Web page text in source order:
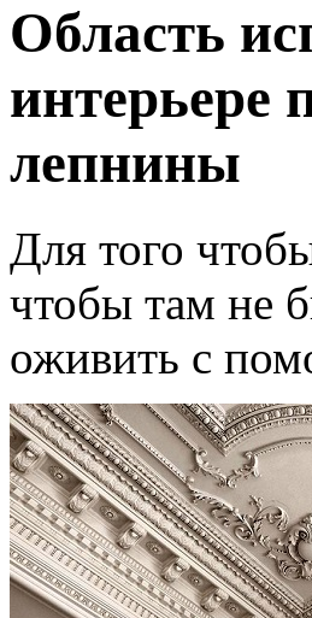
Область
интерьере
лепнины
Для того
чтобы там не
оживить с